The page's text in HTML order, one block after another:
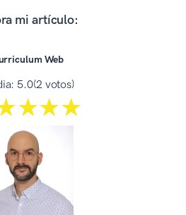
mi artículo:
Web
5.0(2 votos)